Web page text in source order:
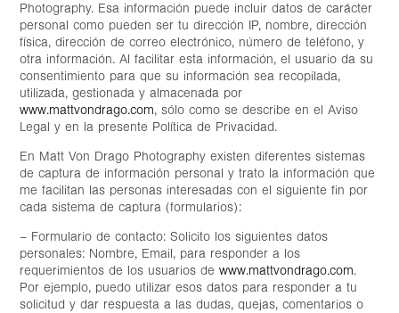
Photography. Esa información puede incluir datos de carácter
personal como pueden ser tu dirección IP, nombre, dirección
física, dirección de correo electrónico, número de teléfono, y
otra información. Al facilitar esta información, el usuario da su
consentimiento para que su información sea recopilada,
utilizada, gestionada y almacenada por
www.mattvondrago.com, sólo como se describe en el Aviso
Legal y en la presente Política de Privacidad.
En Matt Von Drago Photography existen diferentes sistemas
de captura de información personal y trato la información que
me facilitan las personas interesadas con el siguiente fin por
cada sistema de captura (formularios):
– Formulario de contacto: Solicito los siguientes datos
personales: Nombre, Email, para responder a los
requerimientos de los usuarios dewww.mattvondrago.com.
Por ejemplo, puedo utilizar esos datos para responder a tu
solicitud y dar respuesta a las dudas, quejas, comentarios o